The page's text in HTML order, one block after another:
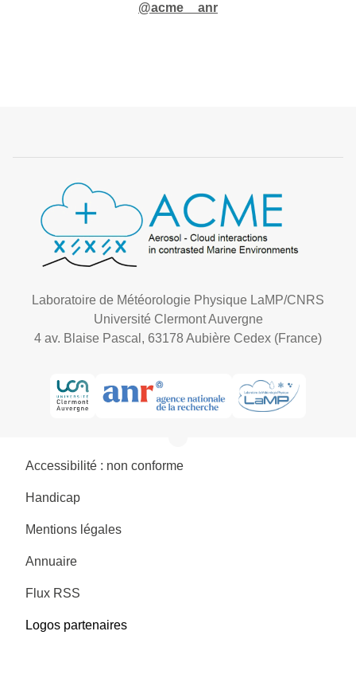
@acme__anr
Laboratoire de Météorologie Physique LaMP/CNRS
Université Clermont Auvergne
4 av. Blaise Pascal, 63178 Aubière Cedex (France)
Accessibilité : non conforme
Handicap
Mentions légales
Annuaire
Flux RSS
Logos partenaires